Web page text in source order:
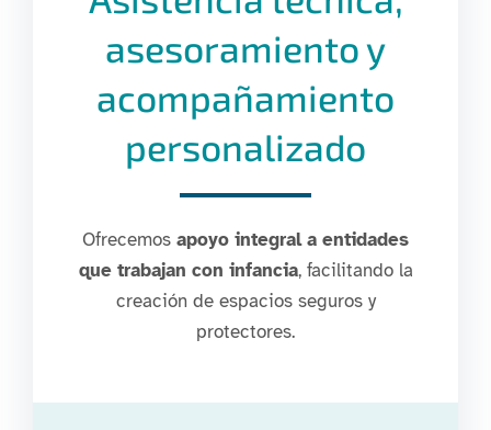
asesoramiento y
acompañamiento
personalizado
Ofrecemos apoyo integral a entidades
que trabajan con infancia, facilitando la
creación de espacios seguros y
protectores.